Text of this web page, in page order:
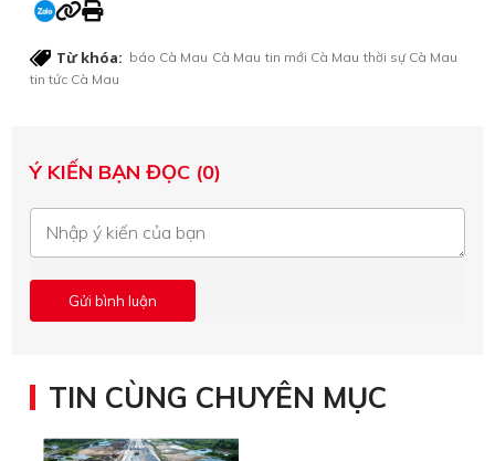
Từ khóa: báo Cà Mau Cà Mau tin mới Cà Mau thời sự Cà Mau
tin tức Cà Mau
Ý KIẾN BẠN ĐỌC (0)
TIN CÙNG CHUYÊN MỤC